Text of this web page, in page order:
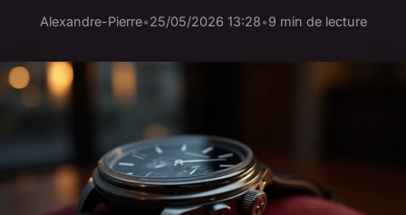
Alexandre-Pierre•25/05/2026 13:28•9 min de lecture